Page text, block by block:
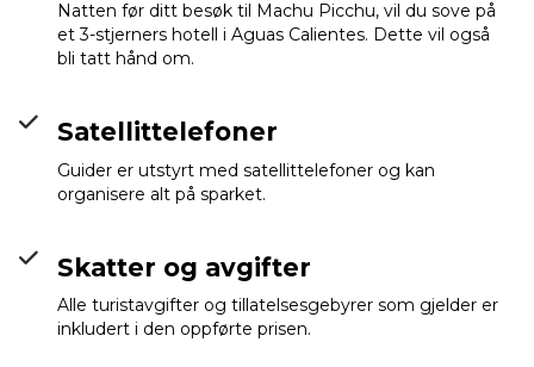
Natten før ditt besøk til Machu Picchu, vil du sove på
et 3-stjerners hotell i Aguas Calientes. Dette vil også
bli tatt hånd om.
Satellittelefoner
Guider er utstyrt med satellittelefoner og kan
organisere alt på sparket.
Skatter og avgifter
Alle turistavgifter og tillatelsesgebyrer som gjelder er
inkludert i den oppførte prisen.